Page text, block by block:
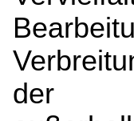
der